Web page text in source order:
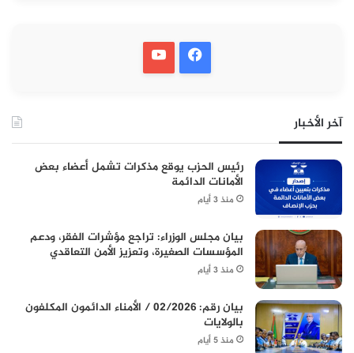
آخر الأخبار
رئيس الحزب يوقع مذكرات تشمل أعضاء بعض
الأمانات الدائمة
منذ 3 أيام
بيان مجلس الوزراء: تراجع مؤشرات الفقر، ودعم
المؤسسات الصغيرة، وتعزيز الأمن التعاقدي
منذ 3 أيام
بيان رقم: 02/2026 / الأمناء الدائمون المكلفون
بالولايات
منذ 5 أيام